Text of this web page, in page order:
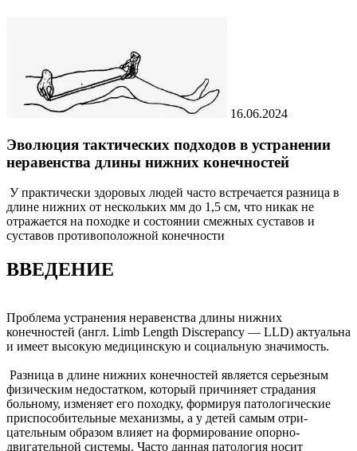
16.06.2024
Эволюция тактических подходов в устранении
неравенства длины нижних конечностей
У практически здоровых людей часто встречается разница в
длине ниж­них от нескольких мм до 1,5 см, что никак не
отражается на походке и состоянии смежных суставов и
суставов противоположной конечности
ВВЕДЕНИЕ
Проблема устранения неравенства длины нижних
конечностей (англ. Limb Length Discrepancy — LLD) актуальна
и имеет высокую медицинскую и социальную значимость.
Разница в длине нижних конеч­ностей является серьезным
физическим недостатком, который причиняет страдания
больному, из­меняет его походку, формируя патологические
приспособительные механизмы, а у детей самым отри­
цательным образом влияет на формирование опорно-
двигательной системы. Часто данная патология носит